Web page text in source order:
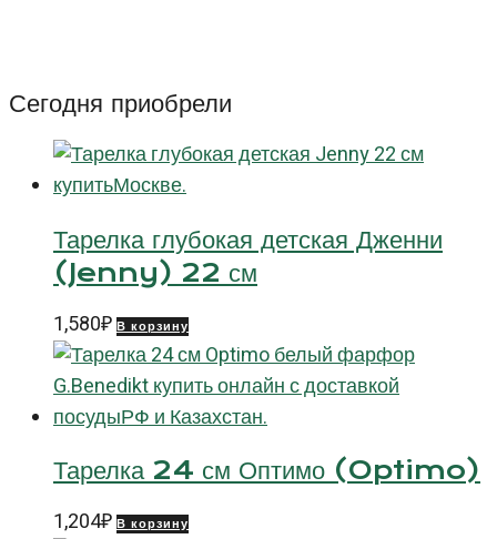
см
Оптимо
Хэндпейнтед
(Optimo
Сегодня приобрели
Тарелка глубокая детская Дженни
(Jenny) 22 см
1,580₽ В корзину
Тарелка 24 см Оптимо (Optimo)
1,204₽ В корзину